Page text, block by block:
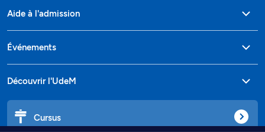
Aide à l'admission
Événements
Découvrir l'UdeM
Cursus